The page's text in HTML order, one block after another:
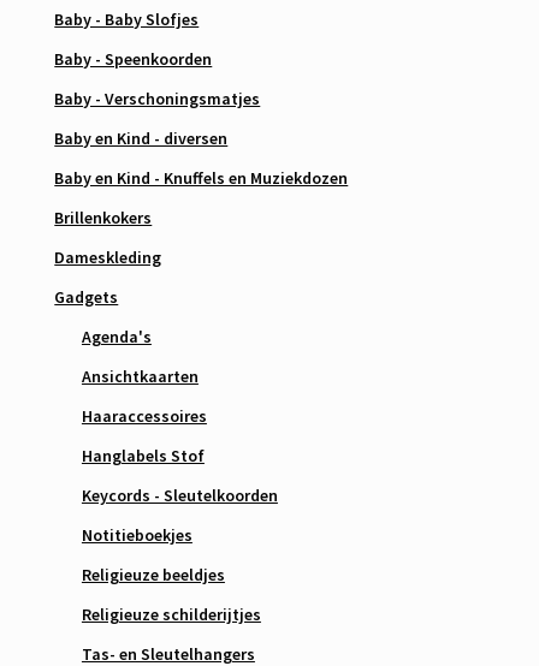
Baby - Baby Slofjes
Baby - Speenkoorden
Baby - Verschoningsmatjes
Baby en Kind - diversen
Baby en Kind - Knuffels en Muziekdozen
Brillenkokers
Dameskleding
Gadgets
Agenda's
Ansichtkaarten
Haaraccessoires
Hanglabels Stof
Keycords - Sleutelkoorden
Notitieboekjes
Religieuze beeldjes
Religieuze schilderijtjes
Tas- en Sleutelhangers